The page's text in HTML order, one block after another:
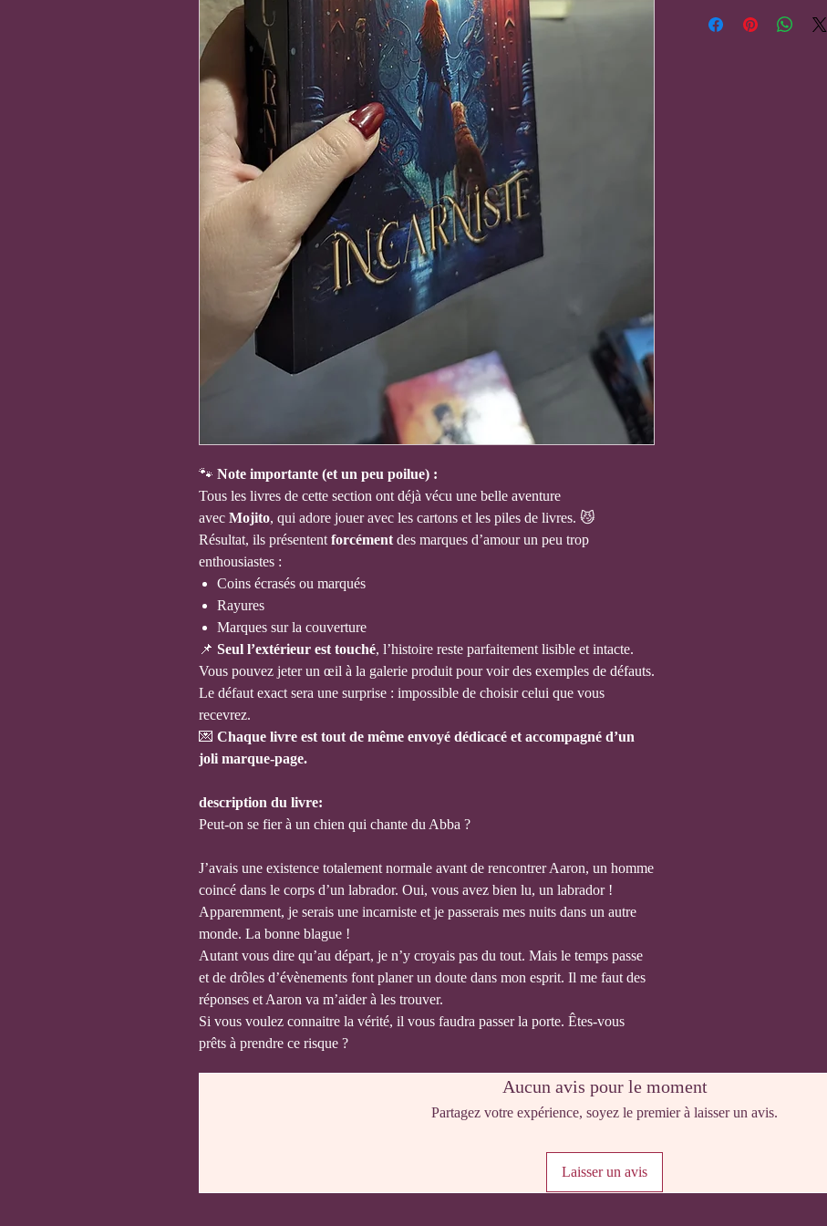
🐾 Note importante (et un peu poilue) :
Tous les livres de cette section ont déjà vécu une belle aventure
avec Mojito, qui adore jouer avec les cartons et les piles de livres. 😼
Résultat, ils présentent forcément des marques d’amour un peu trop
enthousiastes :
Coins écrasés ou marqués
Rayures
Marques sur la couverture
📌 Seul l’extérieur est touché, l’histoire reste parfaitement lisible et intacte.
Vous pouvez jeter un œil à la galerie produit pour voir des exemples de défauts.
Le défaut exact sera une surprise : impossible de choisir celui que vous
recevrez.
💌 Chaque livre est tout de même envoyé dédicacé et accompagné d’un
joli marque-page.
description du livre:
Peut-on se fier à un chien qui chante du Abba ?
J’avais une existence totalement normale avant de rencontrer Aaron, un homme
coincé dans le corps d’un labrador. Oui, vous avez bien lu, un labrador !
Apparemment, je serais une incarniste et je passerais mes nuits dans un autre
monde. La bonne blague !
Autant vous dire qu’au départ, je n’y croyais pas du tout. Mais le temps passe
et de drôles d’évènements font planer un doute dans mon esprit. Il me faut des
réponses et Aaron va m’aider à les trouver.
Si vous voulez connaitre la vérité, il vous faudra passer la porte. Êtes-vous
prêts à prendre ce risque ?
Aucun avis pour le moment
Partagez votre expérience, soyez le premier à laisser un avis.
Laisser un avis